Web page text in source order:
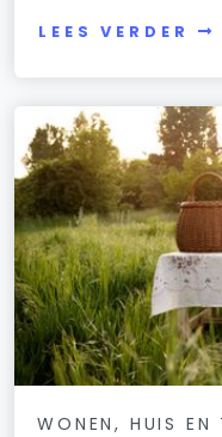
LEES VERDER
WONEN, HUIS EN